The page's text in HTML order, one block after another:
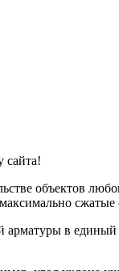
сайта!
объектов
сжатые
в